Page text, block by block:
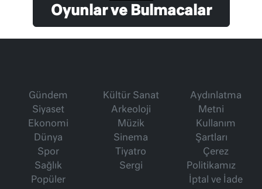
Oyunlar ve Bulmacalar
Gündem
Siyaset
Ekonomi
Dünya
Spor
Sağlık
Popüler
Kültür Sanat
Arkeoloji
Müzik
Sinema
Tiyatro
Sergi
Aydınlatma
Metni
Kullanım
Şartları
Çerez
Politikamız
İptal ve İade